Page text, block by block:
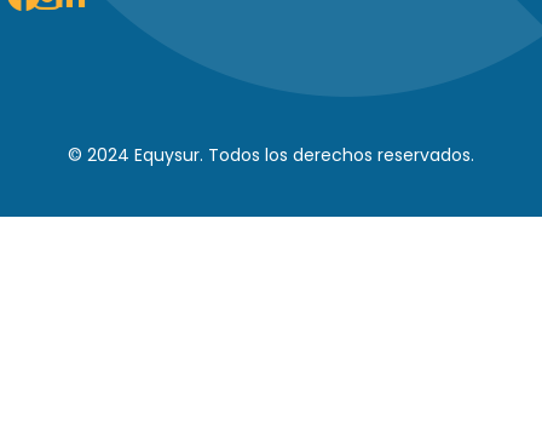
© 2024 Equysur. Todos los derechos reservados.